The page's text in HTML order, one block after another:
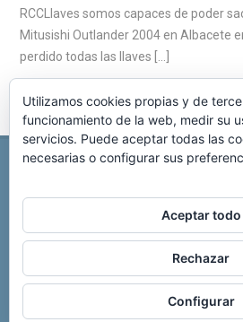
RCCLlaves somos capaces de poder
Mitusishi Outlander 2004 en Albacete
perdido todas las llaves […]
REPARACIÓN CENTRALITA DE COCHE
Copyright © 2025 Reparación
Utilizamos cookies propias y de
funcionamiento de la web, medir su
servicios. Puede aceptar todas las
necesarias o configurar sus
Aceptar todo
Rechazar
Configurar